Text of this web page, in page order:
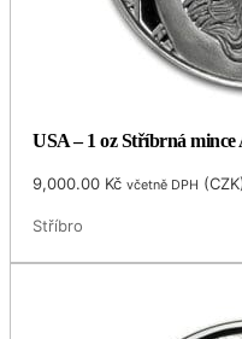
USA – 1 oz Stříbrná
9,000.00 Kč včetně DPH (CZK
Stříbro